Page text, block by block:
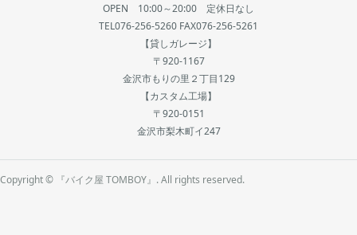
OPEN 10:00～20:00 定休日なし
TEL076-256-5260 FAX076-256-5261
【貸しガレージ】
〒920-1167
金沢市もりの里２丁目129
【カスタム工場】
〒920-0151
金沢市梨木町イ247
Copyright © 『バイク屋 TOMBOY』. All rights reserved.